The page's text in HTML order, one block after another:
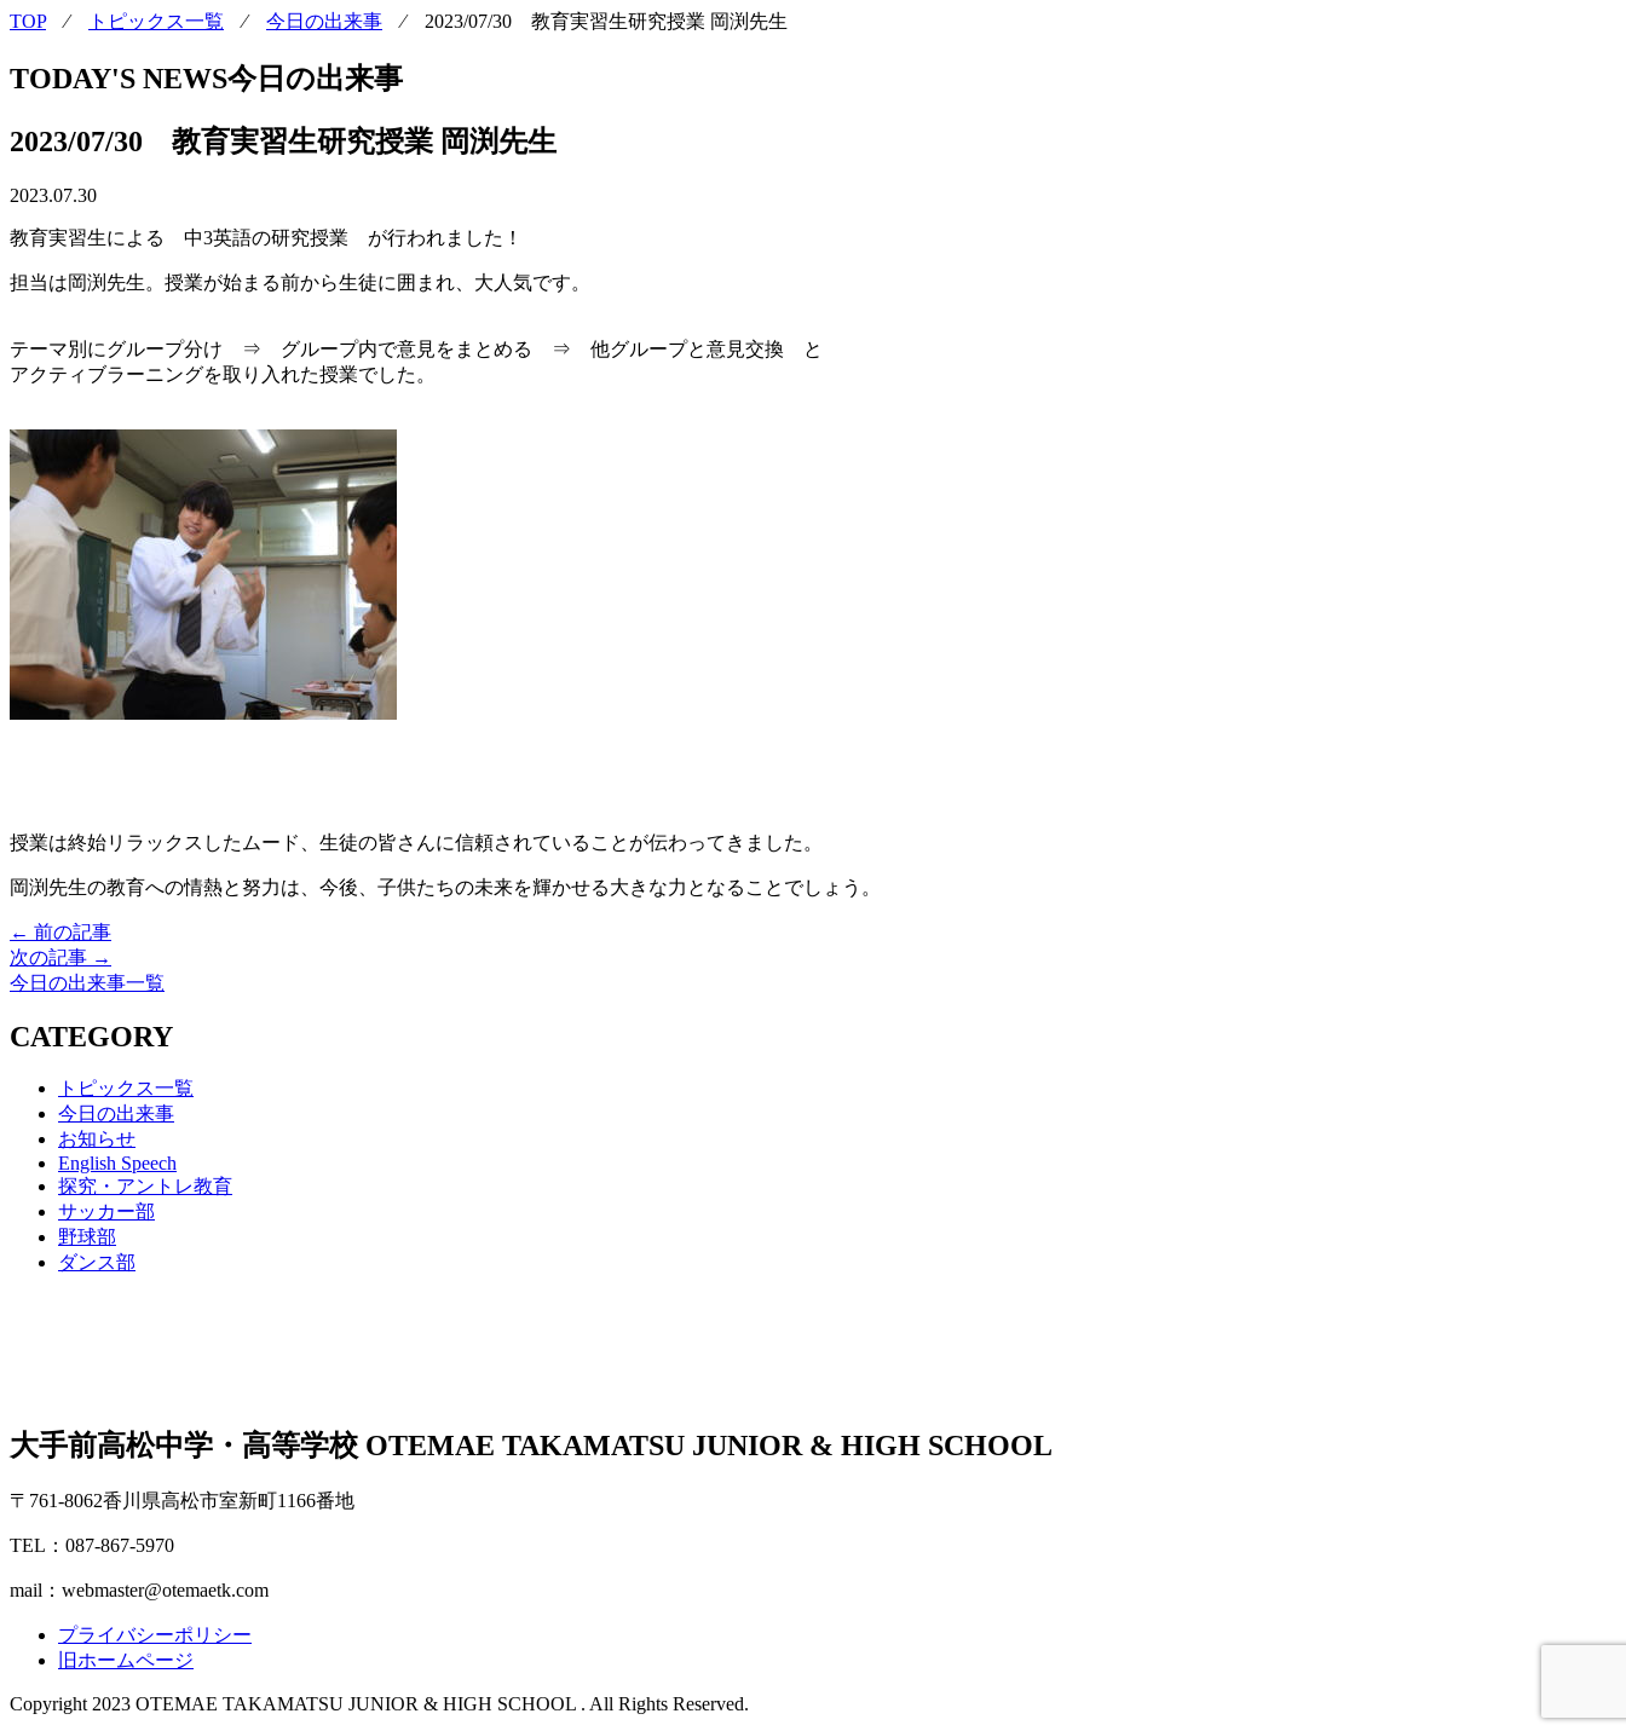
TOP⁄ トピックス一覧 ⁄ 今日の出来事 ⁄ 2023/07/30 教育実習生研究授業 岡渕先生
TODAY'S NEWS今日の出来事
2023/07/30 教育実習生研究授業 岡渕先生
2023.07.30
教育実習生による 中3英語の研究授業 が行われました！
担当は岡渕先生。授業が始まる前から生徒に囲まれ、大人気です。
テーマ別にグループ分け ⇒ グループ内で意見をまとめる ⇒ 他グループと意見交換 と
アクティブラーニングを取り入れた授業でした。
授業は終始リラックスしたムード、生徒の皆さんに信頼されていることが伝わってきました。
岡渕先生の教育への情熱と努力は、今後、子供たちの未来を輝かせる大きな力となることでしょう。
← 前の記事
次の記事 →
今日の出来事一覧
CATEGORY
トピックス一覧
今日の出来事
お知らせ
English Speech
探究・アントレ教育
サッカー部
野球部
ダンス部
大手前高松中学・高等学校 OTEMAE TAKAMATSU JUNIOR & HIGH SCHOOL
〒761-8062香川県高松市室新町1166番地
TEL：087-867-5970
mail：webmaster@otemaetk.com
プライバシーポリシー
旧ホームページ
Copyright 2023 OTEMAE TAKAMATSU JUNIOR & HIGH SCHOOL . All Rights Reserved.